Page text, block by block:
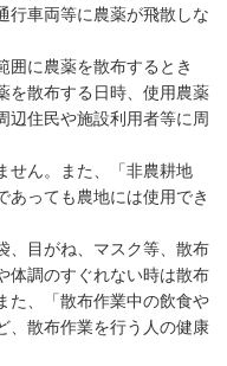
行車両等に農薬が飛散しな
囲に農薬を散布するとき
を散布する日時、使用農薬
辺住民や施設利用者等に周
せん。また、「非農耕地
あっても農地には使用でき
、目がね、マスク等、散布
体調のすぐれない時は散布
た、「散布作業中の飲食や
、散布作業を行う人の健康